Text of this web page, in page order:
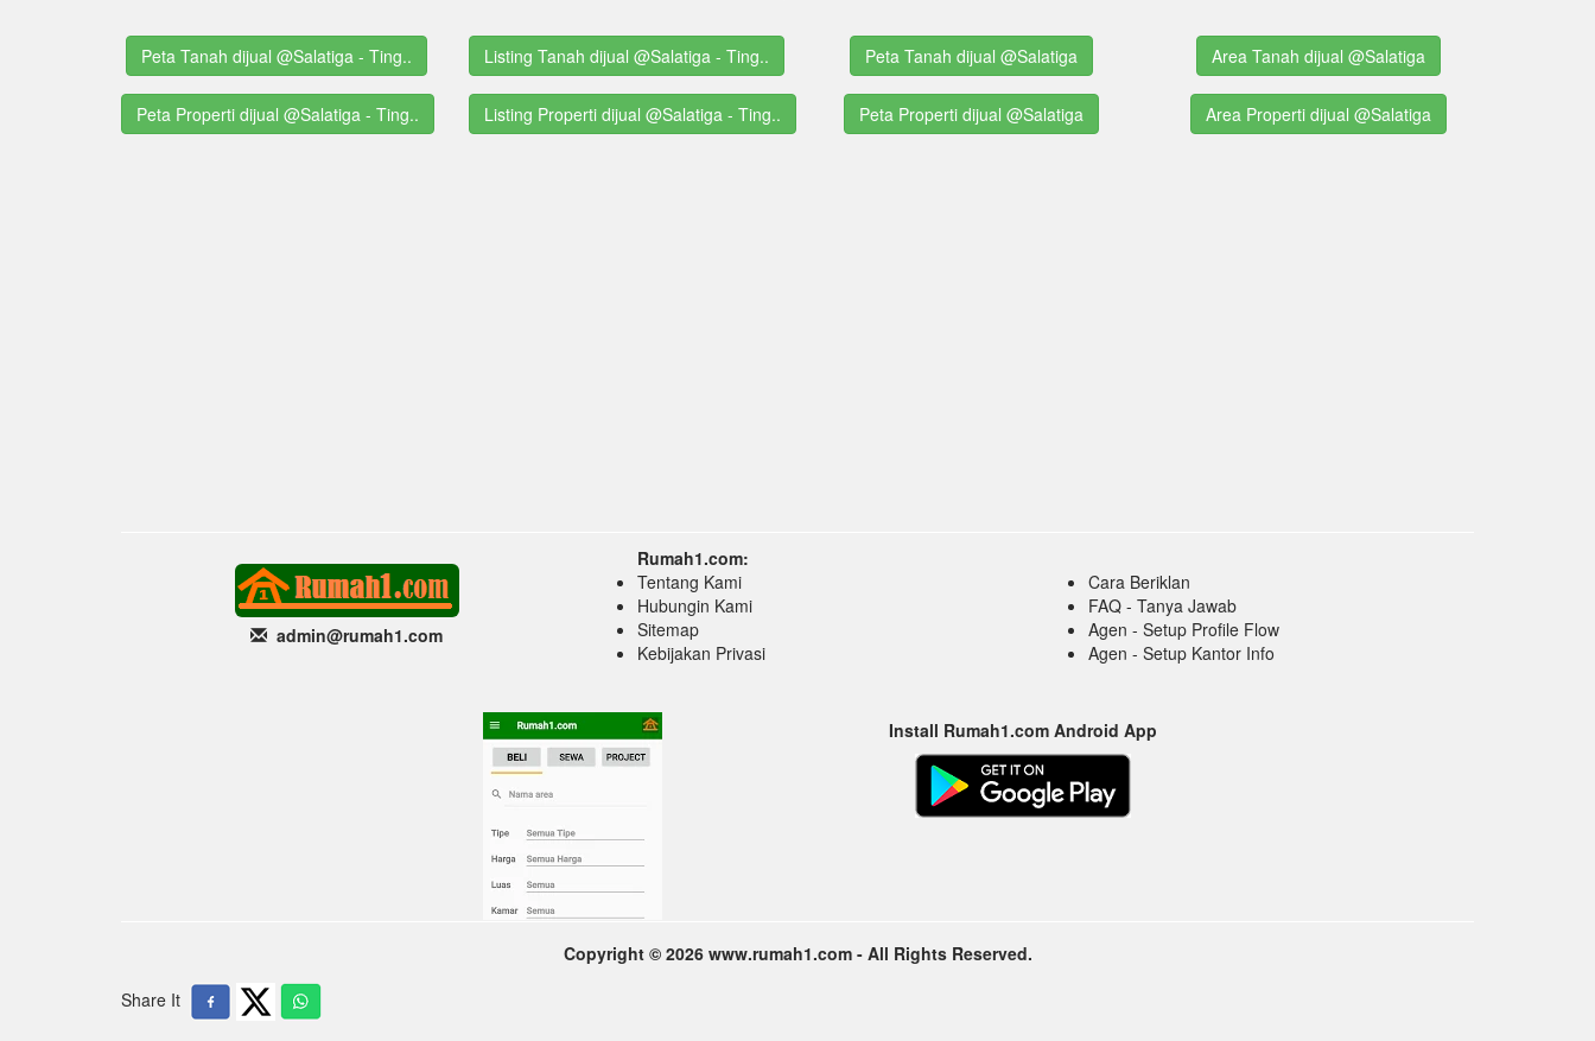
Peta Tanah dijual @Salatiga - Ting.. Listing Tanah dijual @Salatiga - Ting.. Peta Tanah dijual @Salatiga Area Tanah dijual @Salatiga
Peta Properti dijual @Salatiga - Ting.. Listing Properti dijual @Salatiga - Ting.. Peta Properti dijual @Salatiga Area Properti dijual @Salatiga
admin@rumah1.com
Rumah1.com:
Tentang Kami
Hubungin Kami
Sitemap
Kebijakan Privasi
Cara Beriklan
FAQ - Tanya Jawab
Agen - Setup Profile Flow
Agen - Setup Kantor Info
Install Rumah1.com Android App
Copyright © 2026 www.rumah1.com - All Rights Reserved.
Share It